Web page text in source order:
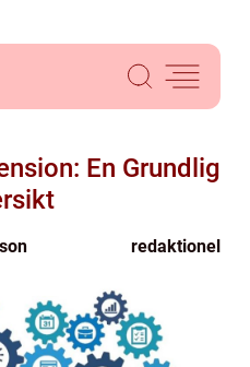
En Grundlig
redaktionel